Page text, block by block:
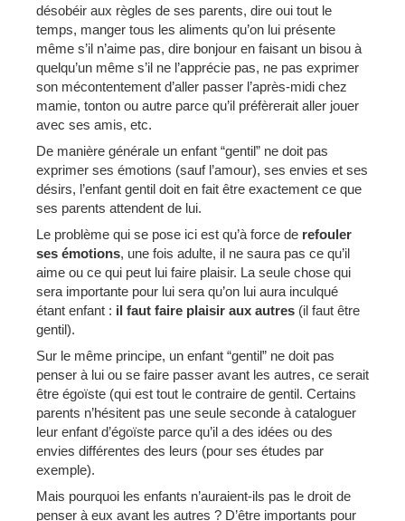
désobéir aux règles de ses parents, dire oui tout le
temps, manger tous les aliments qu’on lui présente
même s’il n’aime pas, dire bonjour en faisant un bisou à
quelqu’un même s’il ne l’apprécie pas, ne pas exprimer
son mécontentement d’aller passer l’après-midi chez
mamie, tonton ou autre parce qu’il préfèrerait aller jouer
avec ses amis, etc.
De manière générale un enfant “gentil” ne doit pas
exprimer ses émotions (sauf l’amour), ses envies et ses
désirs, l’enfant gentil doit en fait être exactement ce que
ses parents attendent de lui.
Le problème qui se pose ici est qu’à force de refouler
ses émotions, une fois adulte, il ne saura pas ce qu’il
aime ou ce qui peut lui faire plaisir. La seule chose qui
sera importante pour lui sera qu’on lui aura inculqué
étant enfant : il faut faire plaisir aux autres (il faut être
gentil).
Sur le même principe, un enfant “gentil” ne doit pas
penser à lui ou se faire passer avant les autres, ce serait
être égoïste (qui est tout le contraire de gentil. Certains
parents n’hésitent pas une seule seconde à cataloguer
leur enfant d’égoïste parce qu’il a des idées ou des
envies différentes des leurs (pour ses études par
exemple).
Mais pourquoi les enfants n’auraient-ils pas le droit de
penser à eux avant les autres ? D’être importants pour